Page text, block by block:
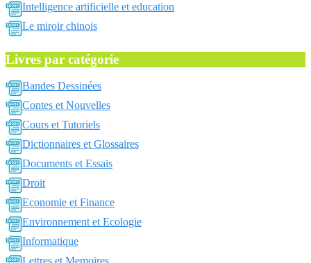
Intelligence artificielle et education
Le miroir chinois
Livres par catégorie
Bandes Dessinées
Contes et Nouvelles
Cours et Tutoriels
Dictionnaires et Glossaires
Documents et Essais
Droit
Economie et Finance
Environnement et Ecologie
Informatique
Lettres et Memoires